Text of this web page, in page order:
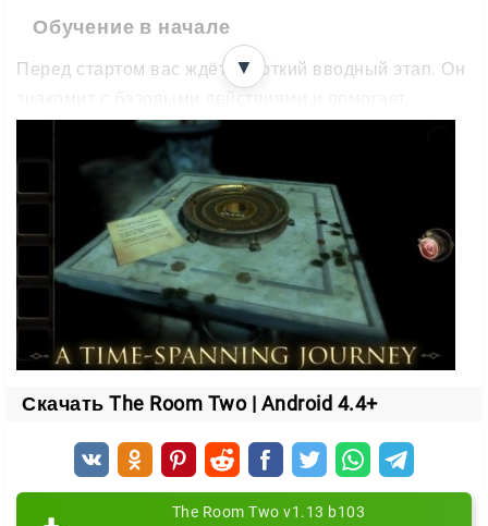
Обучение в начале
Перед стартом вас ждёт короткий вводный этап. Он
знакомит с базовыми действиями и помогает
быстро освоиться.
Чему вы научитесь
приближать и отдалять камеру от стола;
рассматривать предметы вблизи;
переключаться между игровыми столами;
применять найденные детали для активации
секретных механизмов.
слой загадки. Внимательность и логика — ваши
главные помощники на пути к выходу.
▼
Скачать The Room Two | Android 4.4+
The Room Two v1.13 b103